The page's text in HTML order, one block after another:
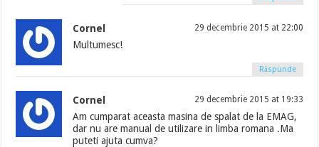
Cornel 29 decembrie 2015 at 22:00
Multumesc!
Răspunde
Cornel 29 decembrie 2015 at 19:33
Am cumparat aceasta masina de spalat de la EMAG,
dar nu are manual de utilizare in limba romana .Ma
puteti ajuta cumva?